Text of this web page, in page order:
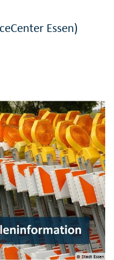
Essen)
© Stadt Essen